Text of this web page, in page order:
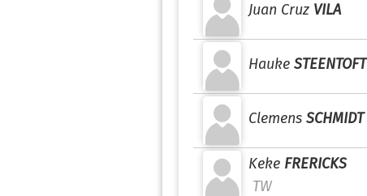
Juan Cruz VILA
Hauke STEENTOFT
Clemens SCHMIDT
Keke FRERICKS
TW